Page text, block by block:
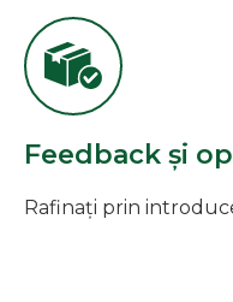
Feedback și
Rafinați prin